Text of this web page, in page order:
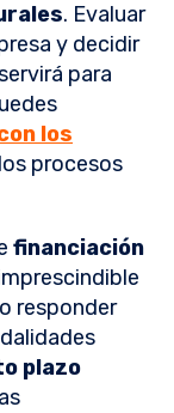
. Evaluar
y decidir
para
los
procesos
financiación
responder
plazo